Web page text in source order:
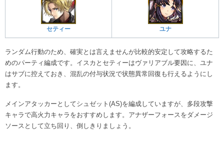
セティー ユナ
ランダム行動のため、確実とは言えませんが比較的安定して攻略するた
めのパーティ編成です。イスカとセティーはヴァリアブル要因に、ユナ
はサブに控えておき、混乱の付与状況で状態異常回復も行えるようにし
ます。
メインアタッカーとしてシュゼット(AS)を編成していますが、多段攻撃
キャラで高火力キャラをおすすめします。アナザーフォースをダメージ
ソースとして立ち回り、倒しきりましょう。